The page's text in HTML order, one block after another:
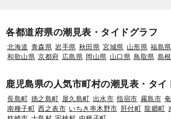
各都道府県の潮見表・タイドグラフ
北海道 青森県 岩手県 秋田県 宮城県 山形県 福島県
和歌山県 京都府 広島県 岡山県 山口県 鳥取県 島
鹿児島県の人気市町村の潮見表・タイ
長島町 徳之島町 屋久島町 出水市 指宿市 霧島市
南種子町 西之表市 いちき串木野市 肝付町 龍郷町